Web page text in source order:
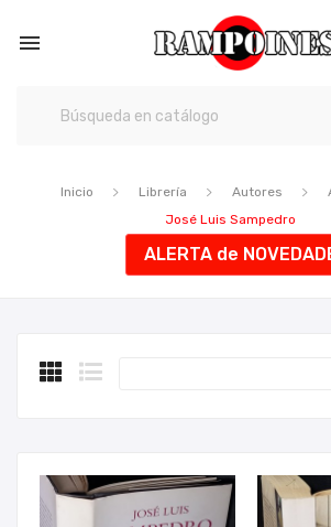

Inicio Librería Autores
José Luis Sampedro
ALERTA de